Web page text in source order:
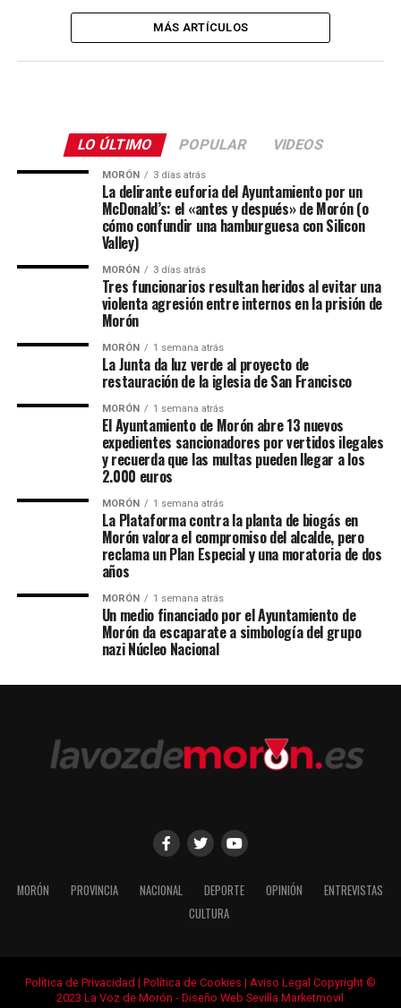
MÁS ARTÍCULOS
LO ÚLTIMO POPULAR VIDEOS
MORÓN 3 días atrás
La delirante euforia del Ayuntamiento por un
McDonald’s: el «antes y después» de Morón (o
cómo confundir una hamburguesa con Silicon
Valley)
MORÓN 3 días atrás
Tres funcionarios resultan heridos al evitar una
violenta agresión entre internos en la prisión de
Morón
MORÓN 1 semana atrás
La Junta da luz verde al proyecto de
restauración de la iglesia de San Francisco
MORÓN 1 semana atrás
El Ayuntamiento de Morón abre 13 nuevos
expedientes sancionadores por vertidos ilegales
y recuerda que las multas pueden llegar a los
2.000 euros
MORÓN 1 semana atrás
La Plataforma contra la planta de biogás en
Morón valora el compromiso del alcalde, pero
reclama un Plan Especial y una moratoria de dos
años
MORÓN 1 semana atrás
Un medio financiado por el Ayuntamiento de
Morón da escaparate a simbología del grupo
nazi Núcleo Nacional
MORÓN PROVINCIA NACIONAL DEPORTE OPINIÓN
ENTREVISTAS
CULTURA
Política de Privacidad | Política de Cookies | Aviso Legal Copyright ©
2023 La Voz de Morón -Diseño Web Sevilla Marketmovil